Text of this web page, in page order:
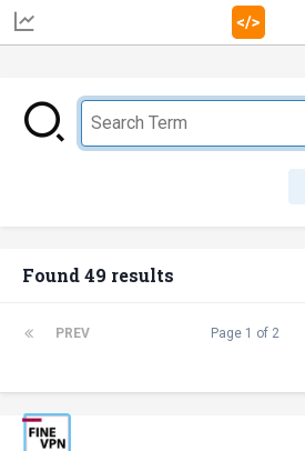
Found 49 results
PREV Page 1 of 2